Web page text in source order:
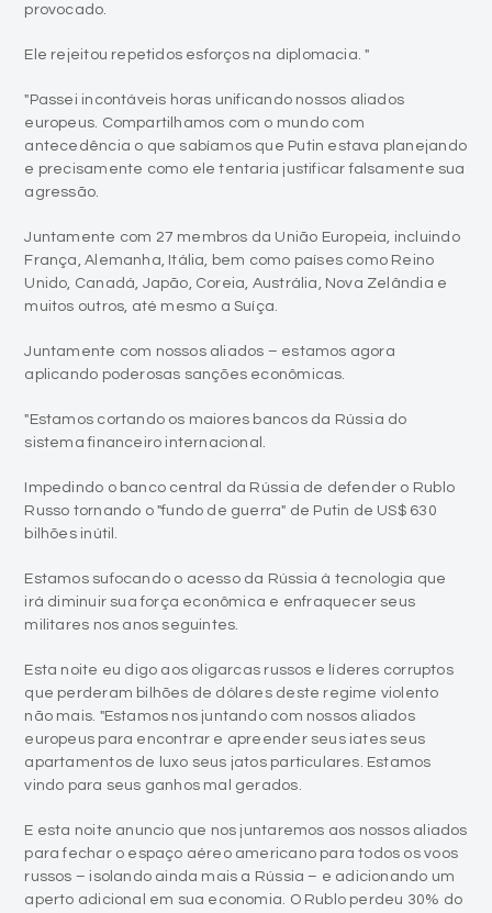
provocado.
Ele rejeitou repetidos esforços na diplomacia. "
"Passei incontáveis horas unificando nossos aliados
europeus. Compartilhamos com o mundo com
antecedência o que sabíamos que Putin estava planejando
e precisamente como ele tentaria justificar falsamente sua
agressão.
Juntamente com 27 membros da União Europeia, incluindo
França, Alemanha, Itália, bem como países como Reino
Unido, Canadá, Japão, Coreia, Austrália, Nova Zelândia e
muitos outros, até mesmo a Suíça.
Juntamente com nossos aliados – estamos agora
aplicando poderosas sanções econômicas.
"Estamos cortando os maiores bancos da Rússia do
sistema financeiro internacional.
Impedindo o banco central da Rússia de defender o Rublo
Russo tornando o "fundo de guerra" de Putin de US$ 630
bilhões inútil.
Estamos sufocando o acesso da Rússia à tecnologia que
irá diminuir sua força econômica e enfraquecer seus
militares nos anos seguintes.
Esta noite eu digo aos oligarcas russos e líderes corruptos
que perderam bilhões de dólares deste regime violento
não mais. "Estamos nos juntando com nossos aliados
europeus para encontrar e apreender seus iates seus
apartamentos de luxo seus jatos particulares. Estamos
vindo para seus ganhos mal gerados.
E esta noite anuncio que nos juntaremos aos nossos aliados
para fechar o espaço aéreo americano para todos os voos
russos – isolando ainda mais a Rússia – e adicionando um
aperto adicional em sua economia. O Rublo perdeu 30% do